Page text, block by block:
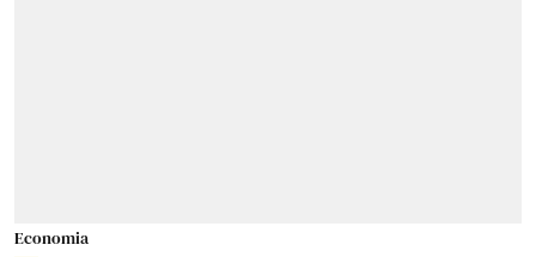
Economia